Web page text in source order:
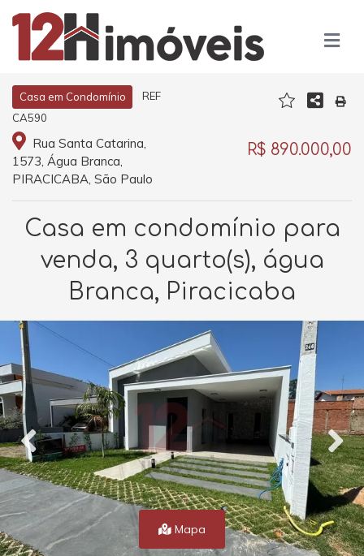
Casa em Condomínio
REF
CA590
Rua Santa Catarina,
1573, Água Branca,
PIRACICABA, São Paulo
R$ 890.000,00
Casa em condomínio para
venda, 3 quarto(s), água
Branca, Piracicaba
Mapa